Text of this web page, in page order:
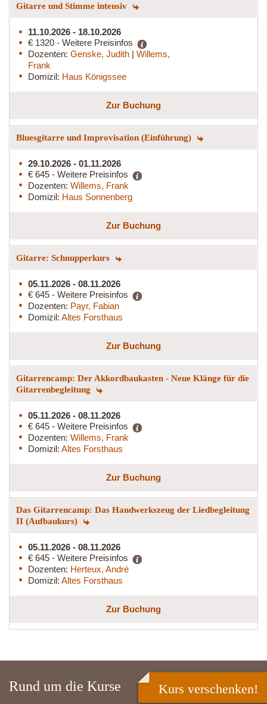
Gitarre und Stimme intensiv
11.10.2026 - 18.10.2026
€ 1320 - Weitere Preisinfos
Dozenten: Genske, Judith | Willems,
Frank
Domizil: Haus Königssee
Zur Buchung
Bluesgitarre und Improvisation (Einführung)
29.10.2026 - 01.11.2026
€ 645 - Weitere Preisinfos
Dozenten: Willems, Frank
Domizil: Haus Sonnenberg
Zur Buchung
Gitarre: Schnupperkurs
05.11.2026 - 08.11.2026
€ 645 - Weitere Preisinfos
Dozenten: Payr, Fabian
Domizil: Altes Forsthaus
Zur Buchung
Gitarrencamp: Der Akkordbaukasten - Neue Klänge für die
Gitarrenbegleitung
05.11.2026 - 08.11.2026
€ 645 - Weitere Preisinfos
Dozenten: Willems, Frank
Domizil: Altes Forsthaus
Zur Buchung
Das Gitarrencamp: Das Handwerkszeug der Liedbegleitung
II (Aufbaukurs)
05.11.2026 - 08.11.2026
€ 645 - Weitere Preisinfos
Dozenten: Herteux, André
Domizil: Altes Forsthaus
Zur Buchung
Rund um die Kurse Kurs verschenken!